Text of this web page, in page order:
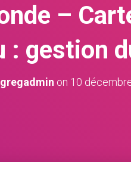
–
: gestion
gregadmin on 10